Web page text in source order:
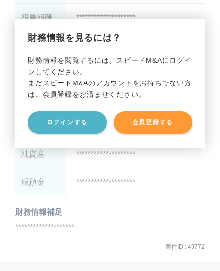
財務情報を見るには？
財務情報を閲覧するには、スピードM&Aにログイ
ンしてください。
まだスピードM&Aのアカウントをお持ちでない方
は、会員登録をお済ませください。
ログインする 会員登録する
役員報酬 ********************
貸借対照表（B/S）
総資産 ********************
有利子負債 ********************
純資産 ********************
現預金 ********************
財務情報補足
********************
案件ID : 49772